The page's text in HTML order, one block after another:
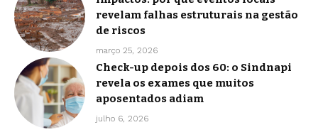
revelam falhas estruturais na gestão
de riscos
março 25, 2026
Check-up depois dos 60: o Sindnapi
revela os exames que muitos
aposentados adiam
julho 6, 2026